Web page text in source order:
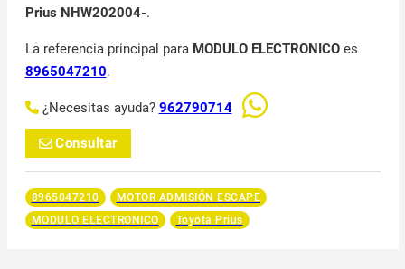
Prius NHW202004-.
La referencia principal para MODULO ELECTRONICOes
8965047210.
¿Necesitas ayuda? 962790714
Consultar
8965047210
MOTOR ADMISIÓN ESCAPE
MODULO ELECTRONICO
Toyota Prius